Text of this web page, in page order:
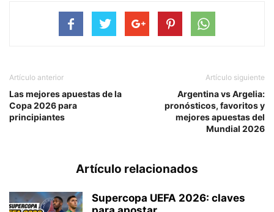
Artículo anterior
Las mejores apuestas de la
Copa 2026 para
principiantes
Artículo siguiente
Argentina vs Argelia:
pronósticos, favoritos y
mejores apuestas del
Mundial 2026
Artículo relacionados
Supercopa UEFA 2026: claves